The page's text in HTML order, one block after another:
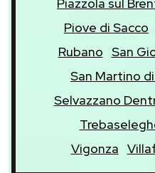
Piove di Sacco
Rubano San
San Martino
Selvazzano
Vigonza